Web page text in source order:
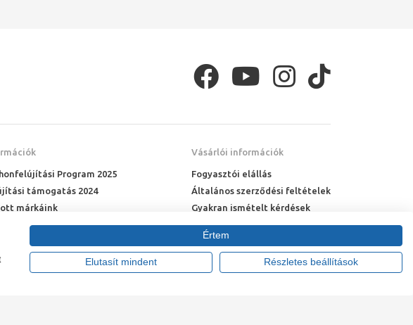
Program 2025
támogatás 2024
márkáink
kérelem
Vásárlói információk
Fogyasztói elállás
Általános szerződési feltételek
Gyakran ismételt kérdések
Online rendelés menete
Fizetési feltételek
Értem
Elutasít mindent Részletes beállítások